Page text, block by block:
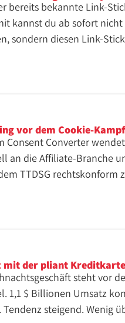
bereits bekannte Link-
kannst du ab sofort
sondern diesen Link-
war es nur solchen
die mindestens 10.000
vor dem Cookie-Kampf
Consent Converter
an die Affiliate-Branche
TTDSG rechtskonform
der
mit der pliant
steht vor
1,1 $ Billionen Umsatz
überraschend ergab auch eine